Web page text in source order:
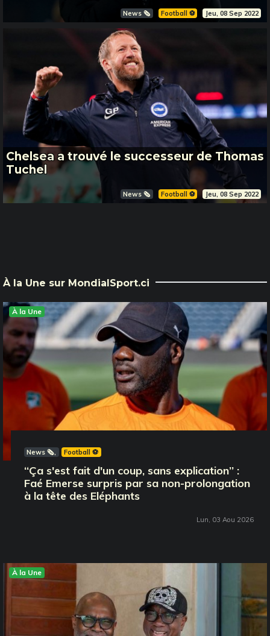
News 🗞️ Football ⚽️ Jeu, 08 Sep 2022
Chelsea a trouvé le successeur de Thomas
Tuchel
News 🗞️ Football ⚽️ Jeu, 08 Sep 2022
À la Une sur MondialSport.ci
À la Une
News 🗞️ Football ⚽️
‘‘Ça s'est fait d'un coup, sans explication’’ :
Faé Emerse surpris par sa non-prolongation
à la tête des Eléphants
Lun, 03 Aou 2026
À la Une